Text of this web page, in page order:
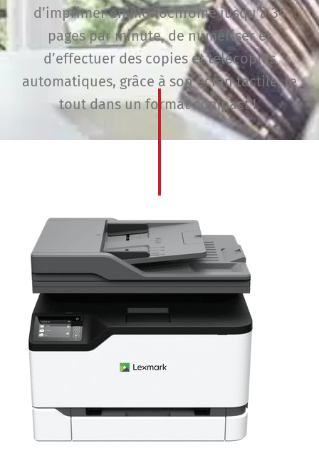
d’imprimer en monochrome jusqu’à 34
pages par minute, de numériser et
d’effectuer des copies et télécopies
automatiques, grâce à son écran tactile, le
tout dans un format compact !